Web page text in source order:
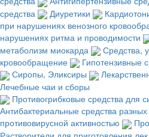
средства
Диуретики
при нарушениях венозного
нарушениях ритма и проводимости
метаболизм миокарда
Средства,
кровообращение
Гипотензивные
Сиропы, Эликсиры
Лечебные чаи и сборы
Противогрибковые средства для
Антибактериальные средства разных
противовирусной активностью